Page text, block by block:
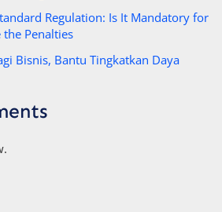
Regulation: Is It Mandatory for
the Penalties
Bisnis, Bantu Tingkatkan Daya